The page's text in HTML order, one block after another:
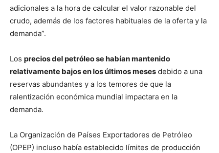
adicionales a la hora de calcular el valor razonable del
crudo, además de los factores habituales de la oferta y la
demanda”.
Los precios del petróleo se habían mantenido
relativamente bajos en los últimos meses debido a una
reservas abundantes y a los temores de que la
ralentización económica mundial impactara en la
demanda.
La Organización de Países Exportadores de Petróleo
(OPEP) incluso había establecido límites de producción